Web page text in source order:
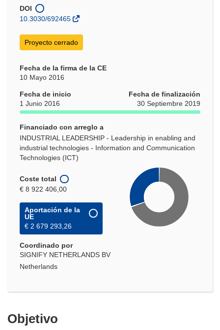
una
nueva
DOI
10.3030/692465
Proyecto cerrado
Fecha de la firma de la CE
10 Mayo 2016
Fecha de inicio
1 Junio 2016
Fecha de finalización
30 Septiembre 2019
Financiado con arreglo a
INDUSTRIAL LEADERSHIP - Leadership in enabling and
industrial technologies - Information and Communication
Technologies (ICT)
Coste total
€ 8 922 406,00
Aportación de la
UE
€ 2 679 293,26
Coordinado por
SIGNIFY NETHERLANDS BV
Netherlands
Objetivo